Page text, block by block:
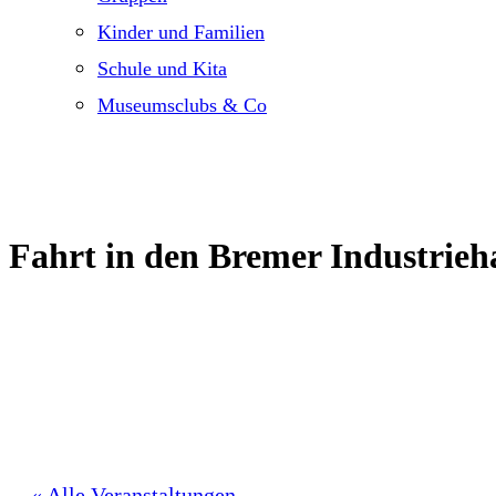
Kinder und Familien
Schule und Kita
Museumsclubs & Co
Fahrt in den Bremer